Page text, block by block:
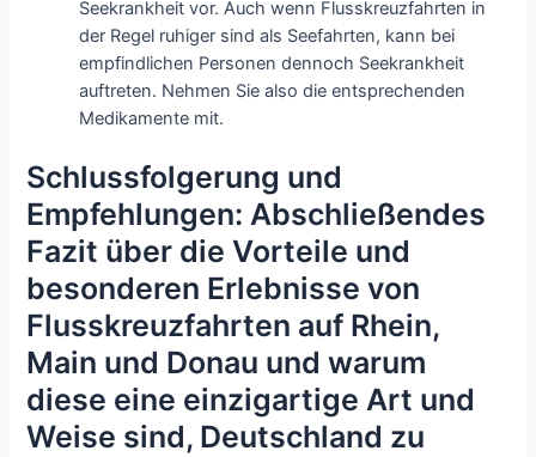
Seekrankheit vor. Auch wenn Flusskreuzfahrten in
der Regel ruhiger sind als Seefahrten, kann bei
empfindlichen Personen dennoch Seekrankheit
auftreten. Nehmen Sie also die entsprechenden
Medikamente mit.
Schlussfolgerung und
Empfehlungen: Abschließendes
Fazit über die Vorteile und
besonderen Erlebnisse von
Flusskreuzfahrten auf Rhein,
Main und Donau und warum
diese eine einzigartige Art und
Weise sind, Deutschland zu